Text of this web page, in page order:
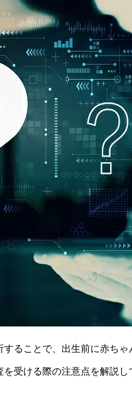
ることで、出生前に赤ち
受ける際の注意点を解説し